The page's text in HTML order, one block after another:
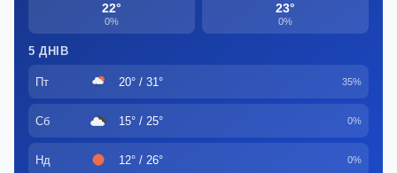
22°
0%
23°
0%
5 ДНІВ
Пт 20° / 31° 35%
Сб 15° / 25° 0%
Нд 12° / 26° 0%